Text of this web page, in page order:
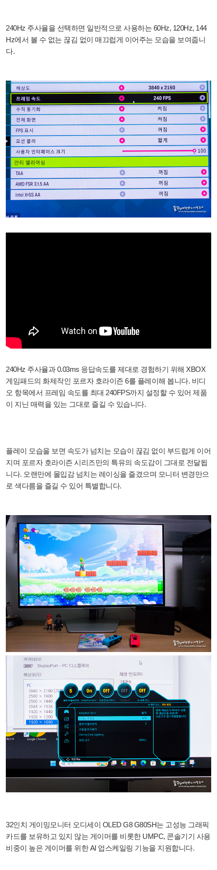
240Hz 주사율을 선택하면 일반적으로 사용하는 60Hz, 120Hz, 144
Hz에서 볼 수 없는 끊김 없이 매끄럽게 이어주는 모습을 보여줍니
다.
240Hz 주사율과 0.03ms 응답속도를 제대로 경험하기 위해 XBOX
게임패드의 화제작인 포르자 호라이즌 6를 플레이해 봅니다. 비디
오 항목에서 프레임 속도를 최대 240FPS까지 설정할 수 있어 제품
이 지닌 매력을 있는 그대로 즐길 수 있습니다.
플레이 모습을 보면 속도가 넘치는 모습이 끊김 없이 부드럽게 이어
지며 포르자 호라이즌 시리즈만의 특유의 속도감이 그대로 전달됩
니다. 오랜만에 몰입감 넘치는 레이싱을 즐겼으며 모니터 변경만으
로 색다름을 즐길 수 있어 특별합니다.
32인치 게이밍모니터 오디세이 OLED G8 G80SH는 고성능 그래픽
카드를 보유하고 있지 않는 게이머를 비롯한 UMPC, 콘솔기기 사용
비중이 높은 게이머를 위한 AI 업스케일링 기능을 지원합니다.